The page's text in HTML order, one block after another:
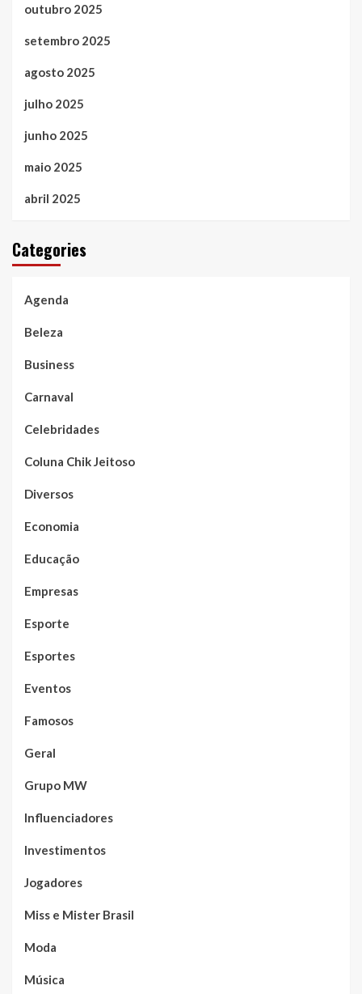
outubro 2025
setembro 2025
agosto 2025
julho 2025
junho 2025
maio 2025
abril 2025
Categories
Agenda
Beleza
Business
Carnaval
Celebridades
Coluna Chik Jeitoso
Diversos
Economia
Educação
Empresas
Esporte
Esportes
Eventos
Famosos
Geral
Grupo MW
Influenciadores
Investimentos
Jogadores
Miss e Mister Brasil
Moda
Música